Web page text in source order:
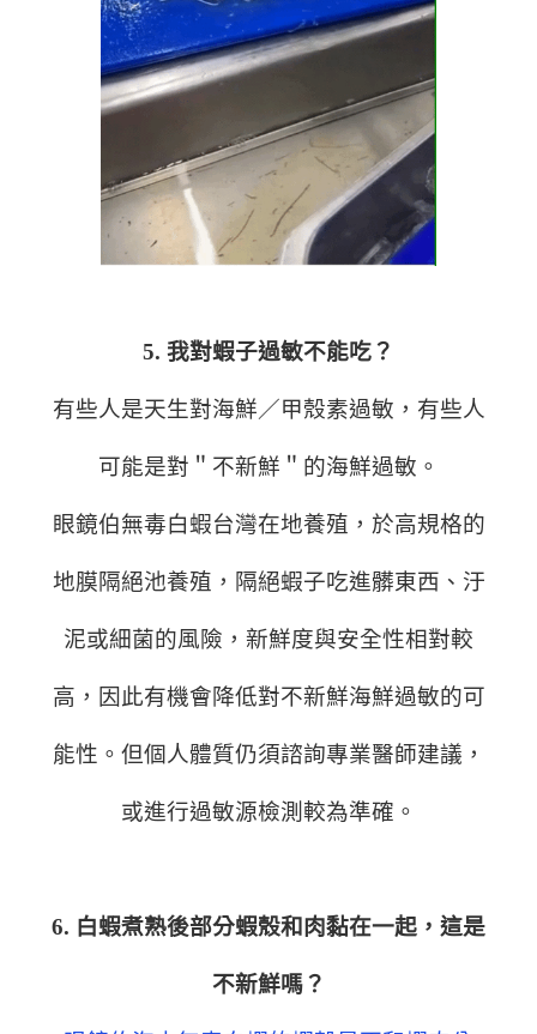
5. 我對蝦子過敏不能吃？
有些人是天生對海鮮／甲殼素過敏，有些人
可能是對＂不新鮮＂的海鮮過敏。
眼鏡伯無毒白蝦台灣在地養殖，於高規格的
地膜隔絕池養殖，隔絕蝦子吃進髒東西、汙
泥或細菌的風險，新鮮度與安全性相對較
高，因此有機會降低對不新鮮海鮮過敏的可
能性。但個人體質仍須諮詢專業醫師建議，
或進行過敏源檢測較為準確。
6. 白蝦煮熟後部分蝦殼和肉黏在一起，這是
不新鮮嗎？